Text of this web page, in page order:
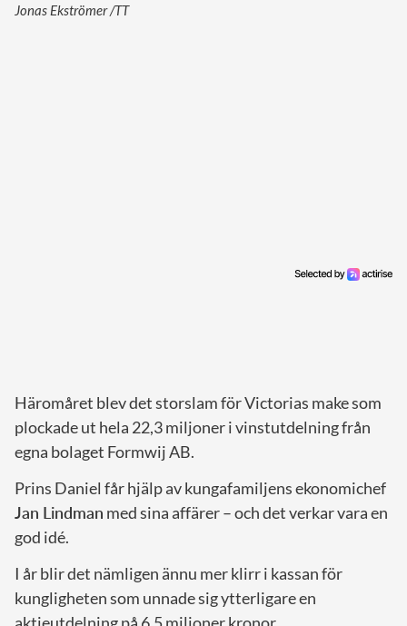
Jonas Ekströmer /TT
Häromåret blev det storslam för Victorias make som
plockade ut hela 22,3 miljoner i vinstutdelning från
egna bolaget Formwij AB.
Prins Daniel får hjälp av kungafamiljens ekonomichef
Jan Lindman med sina affärer – och det verkar vara en
god idé.
I år blir det nämligen ännu mer klirr i kassan för
kungligheten som unnade sig ytterligare en
aktieutdelning på 6,5 miljoner kronor.